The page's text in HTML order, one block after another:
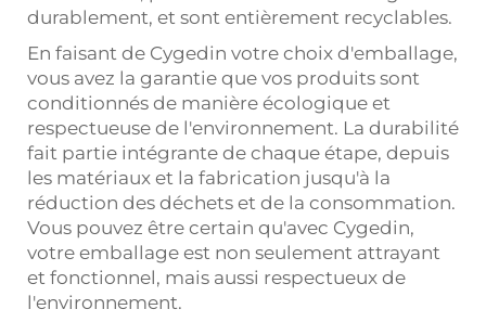
durablement, et sont entièrement recyclables.
En faisant de Cygedin votre choix d'emballage,
vous avez la garantie que vos produits sont
conditionnés de manière écologique et
respectueuse de l'environnement. La durabilité
fait partie intégrante de chaque étape, depuis
les matériaux et la fabrication jusqu'à la
réduction des déchets et de la consommation.
Vous pouvez être certain qu'avec Cygedin,
votre emballage est non seulement attrayant
et fonctionnel, mais aussi respectueux de
l'environnement.